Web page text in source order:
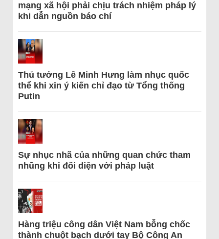
mạng xã hội phải chịu trách nhiệm pháp lý
khi dẫn nguồn báo chí
Thủ tướng Lê Minh Hưng làm nhục quốc
thể khi xin ý kiến chỉ đạo từ Tổng thống
Putin
Sự nhục nhã của những quan chức tham
nhũng khi đối diện với pháp luật
Hàng triệu công dân Việt Nam bỗng chốc
thành chuột bạch dưới tay Bộ Công An